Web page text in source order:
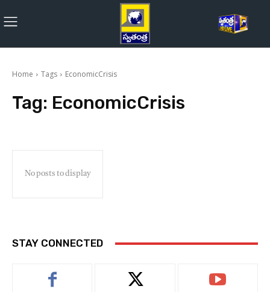
Home Tags EconomicCrisis
Tag: EconomicCrisis
No posts to display
STAY CONNECTED